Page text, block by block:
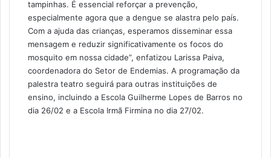
tampinhas. É essencial reforçar a prevenção,
especialmente agora que a dengue se alastra pelo país.
Com a ajuda das crianças, esperamos disseminar essa
mensagem e reduzir significativamente os focos do
mosquito em nossa cidade”, enfatizou Larissa Paiva,
coordenadora do Setor de Endemias. A programação da
palestra teatro seguirá para outras instituições de
ensino, incluindo a Escola Guilherme Lopes de Barros no
dia 26/02 e a Escola Irmã Firmina no dia 27/02.